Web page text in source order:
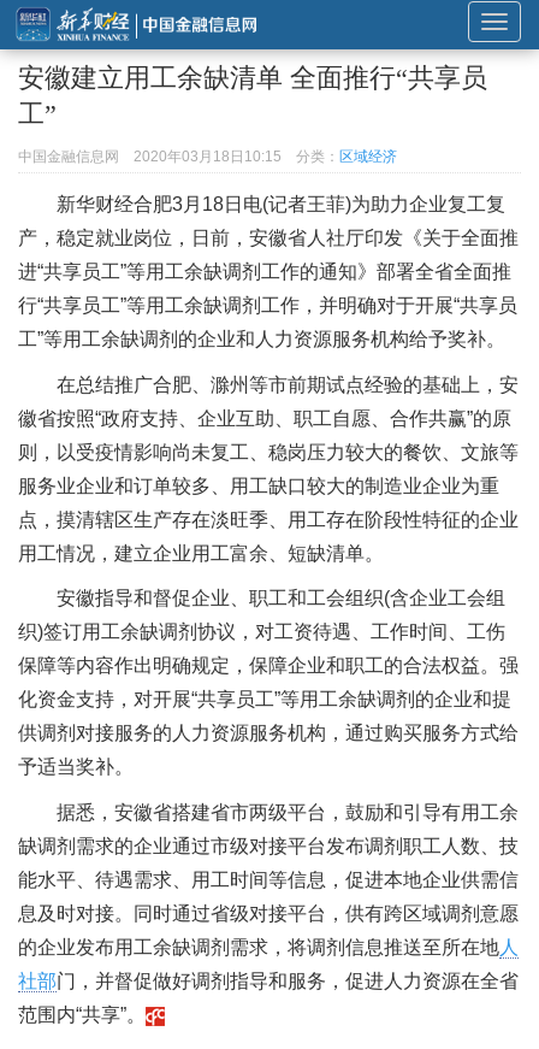
展
开
导
航
安徽建立用工余缺清单 全面推行“共享员
工”
中国金融信息网 2020年03月18日10:15 分类： 区域经济
新华财经合肥3月18日电(记者王菲)为助力企业复工复
产，稳定就业岗位，日前，安徽省人社厅印发《关于全面推
进“共享员工”等用工余缺调剂工作的通知》部署全省全面推
行“共享员工”等用工余缺调剂工作，并明确对于开展“共享员
工”等用工余缺调剂的企业和人力资源服务机构给予奖补。
在总结推广合肥、滁州等市前期试点经验的基础上，安
徽省按照“政府支持、企业互助、职工自愿、合作共赢”的原
则，以受疫情影响尚未复工、稳岗压力较大的餐饮、文旅等
服务业企业和订单较多、用工缺口较大的制造业企业为重
点，摸清辖区生产存在淡旺季、用工存在阶段性特征的企业
用工情况，建立企业用工富余、短缺清单。
安徽指导和督促企业、职工和工会组织(含企业工会组
织)签订用工余缺调剂协议，对工资待遇、工作时间、工伤
保障等内容作出明确规定，保障企业和职工的合法权益。强
化资金支持，对开展“共享员工”等用工余缺调剂的企业和提
供调剂对接服务的人力资源服务机构，通过购买服务方式给
予适当奖补。
据悉，安徽省搭建省市两级平台，鼓励和引导有用工余
缺调剂需求的企业通过市级对接平台发布调剂职工人数、技
能水平、待遇需求、用工时间等信息，促进本地企业供需信
息及时对接。同时通过省级对接平台，供有跨区域调剂意愿
的企业发布用工余缺调剂需求，将调剂信息推送至所在地 人
社部门，并督促做好调剂指导和服务，促进人力资源在全省
范围内“共享”。